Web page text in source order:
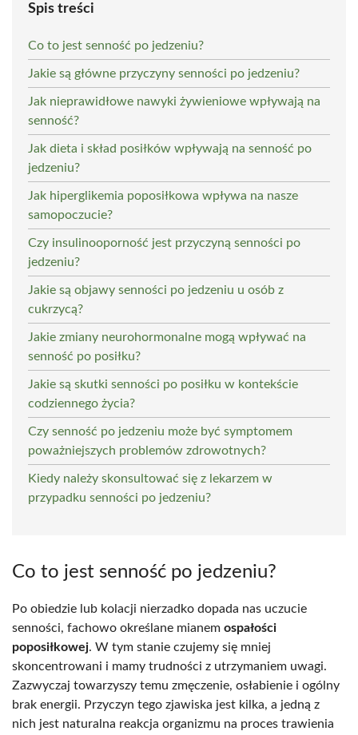
Spis treści
Co to jest senność po jedzeniu?
Jakie są główne przyczyny senności po jedzeniu?
Jak nieprawidłowe nawyki żywieniowe wpływają na
senność?
Jak dieta i skład posiłków wpływają na senność po
jedzeniu?
Jak hiperglikemia poposiłkowa wpływa na nasze
samopoczucie?
Czy insulinooporność jest przyczyną senności po
jedzeniu?
Jakie są objawy senności po jedzeniu u osób z
cukrzycą?
Jakie zmiany neurohormonalne mogą wpływać na
senność po posiłku?
Jakie są skutki senności po posiłku w kontekście
codziennego życia?
Czy senność po jedzeniu może być symptomem
poważniejszych problemów zdrowotnych?
Kiedy należy skonsultować się z lekarzem w
przypadku senności po jedzeniu?
Co to jest senność po jedzeniu?
Po obiedzie lub kolacji nierzadko dopada nas uczucie
senności, fachowo określane mianem ospałości
poposiłkowej. W tym stanie czujemy się mniej
skoncentrowani i mamy trudności z utrzymaniem uwagi.
Zazwyczaj towarzyszy temu zmęczenie, osłabienie i ogólny
brak energii. Przyczyn tego zjawiska jest kilka, a jedną z
nich jest naturalna reakcja organizmu na proces trawienia